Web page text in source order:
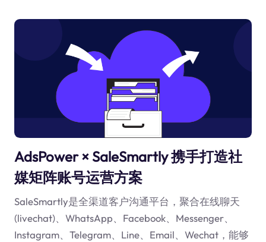
AdsPower × SaleSmartly 携手打造社
媒矩阵账号运营方案
SaleSmartly是全渠道客户沟通平台，聚合在线聊天
(livechat)、WhatsApp、Facebook、Messenger、
Instagram、Telegram、Line、Email、Wechat，能够